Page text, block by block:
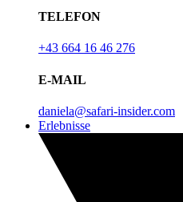
TELEFON
+43 664 16 46 276
E-MAIL
daniela@safari-insider.com
Erlebnisse